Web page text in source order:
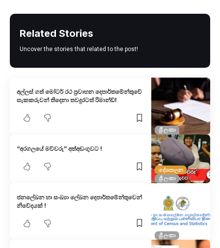
Related Stories
Uncover the stories that related to the post!
ශ්‍රී ලංකා
අල්ලස් ගත් මෝටර් රථ ප්‍රවාහන දෙපාර්තමේන්තුවේ
සැකකරුවන් තිදෙනා තවදුරටත් රිමාන්ඩ්!
දේශපාලන
ශ්‍රී ලංකා
“අරගලයේ මව්වරු” අත්අඩංගුවට !
ශ්‍රී ලංකා
ජනලේඛන හා සංඛ්‍යා ලේඛන දෙපාර්තමේන්තුවෙන්
නිවේදයක් !